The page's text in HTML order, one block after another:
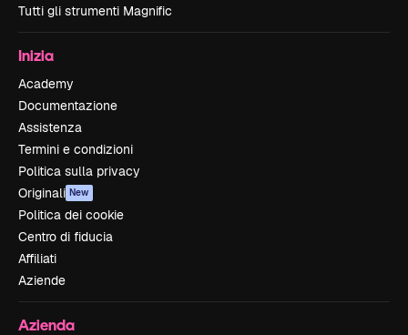
Tutti gli strumenti Magnific
Inizia
Academy
Documentazione
Assistenza
Termini e condizioni
Politica sulla privacy
Originali New
Politica dei cookie
Centro di fiducia
Affiliati
Aziende
Azienda